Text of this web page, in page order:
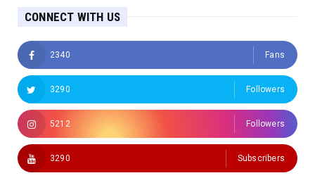
CONNECT WITH US
2340 Fans
3290 Followers
5212 Followers
3290 Subscribers